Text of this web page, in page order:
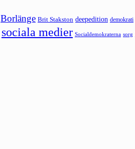
Borlänge Brit Stakston deepedition demokrati
sociala medier Socialdemokraterna sorg